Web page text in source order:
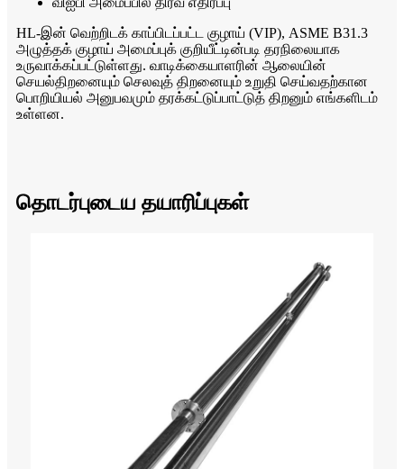
HL-இன் வெற்றிடக் காப்பிடப்பட்ட குழாய் (VIP), ASME B31.3
அழுத்தக் குழாய் அமைப்புக் குறியீட்டின்படி தரநிலையாக
உருவாக்கப்பட்டுள்ளது. வாடிக்கையாளரின் ஆலையின்
செயல்திறனையும் செலவுத் திறனையும் உறுதி செய்வதற்கான
பொறியியல் அனுபவமும் தரக்கட்டுப்பாட்டுத் திறனும் எங்களிடம்
உள்ளன.
தொடர்புடைய தயாரிப்புகள்